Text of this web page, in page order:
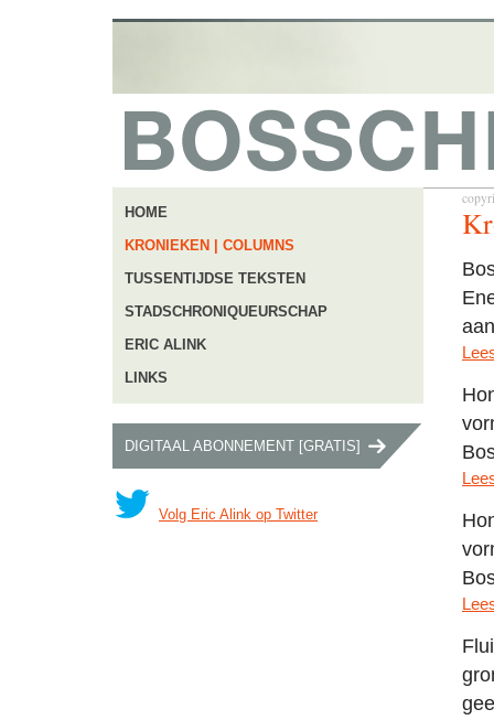
HOME
KRONIEKEN | COLUMNS
TUSSENTIJDSE TEKSTEN
STADSCHRONIQUEURSCHAP
ERIC ALINK
LINKS
DIGITAAL ABONNEMENT [GRATIS]
Volg Eric Alink op Twitter